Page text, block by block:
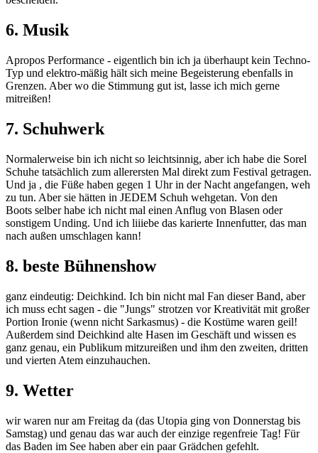
6. Musik
Apropos Performance - eigentlich bin ich ja überhaupt kein Techno-
Typ und elektro-mäßig hält sich meine Begeisterung ebenfalls in
Grenzen. Aber wo die Stimmung gut ist, lasse ich mich gerne
mitreißen!
7. Schuhwerk
Normalerweise bin ich nicht so leichtsinnig, aber ich habe die Sorel
Schuhe tatsächlich zum allerersten Mal direkt zum Festival getragen.
Und ja , die Füße haben gegen 1 Uhr in der Nacht angefangen, weh
zu tun. Aber sie hätten in JEDEM Schuh wehgetan. Von den
Boots selber habe ich nicht mal einen Anflug von Blasen oder
sonstigem Unding. Und ich liiiebe das karierte Innenfutter, das man
nach außen umschlagen kann!
8. beste Bühnenshow
ganz eindeutig: Deichkind. Ich bin nicht mal Fan dieser Band, aber
ich muss echt sagen - die "Jungs" strotzen vor Kreativität mit großer
Portion Ironie (wenn nicht Sarkasmus) - die Kostüme waren geil!
Außerdem sind Deichkind alte Hasen im Geschäft und wissen es
ganz genau, ein Publikum mitzureißen und ihm den zweiten, dritten
und vierten Atem einzuhauchen.
9. Wetter
wir waren nur am Freitag da (das Utopia ging von Donnerstag bis
Samstag) und genau das war auch der einzige regenfreie Tag! Für
das Baden im See haben aber ein paar Grädchen gefehlt.